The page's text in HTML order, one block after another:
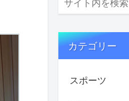
カテゴリー
スポーツ